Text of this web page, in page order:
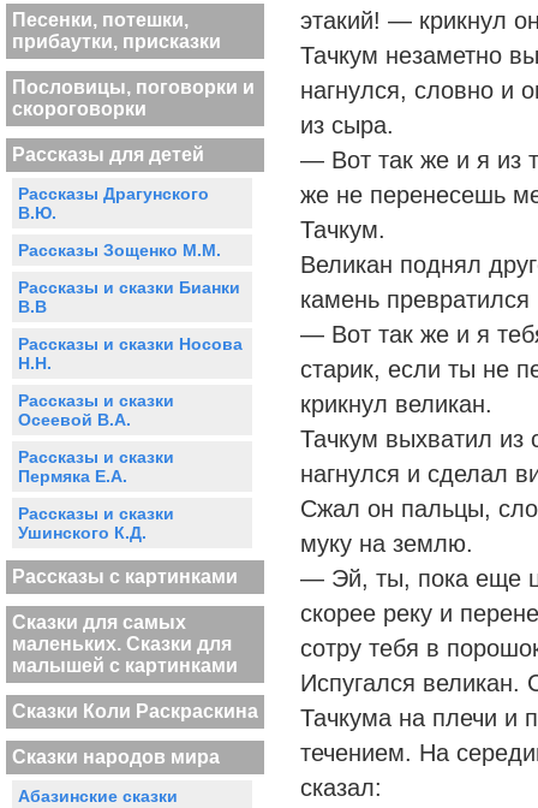
Песенки, потешки,
прибаутки, присказки
Пословицы, поговорки и
скороговорки
Рассказы для детей
Рассказы Драгунского
В.Ю.
Рассказы Зощенко М.М.
Рассказы и сказки Бианки
В.В
Рассказы и сказки Носова
Н.Н.
Рассказы и сказки
Осеевой В.А.
Рассказы и сказки
Пермяка Е.А.
Рассказы и сказки
Ушинского К.Д.
Рассказы с картинками
Сказки для самых
маленьких. Сказки для
малышей с картинками
Сказки Коли Раскраскина
Сказки народов мира
Абазинские сказки
этакий! — крикнул
Тачкум незаметно
нагнулся, словно и
из сыра.
— Вот так же и я из
же не перенесешь
Тачкум.
Великан поднял
камень превратился
— Вот так же и я
старик, если ты не
крикнул великан.
Тачкум выхватил из
нагнулся и сделал
Сжал он пальцы,
муку на землю.
— Эй, ты, пока еще
скорее реку и
сотру тебя в
Испугался великан.
Тачкума на плечи и
течением. На
сказал: